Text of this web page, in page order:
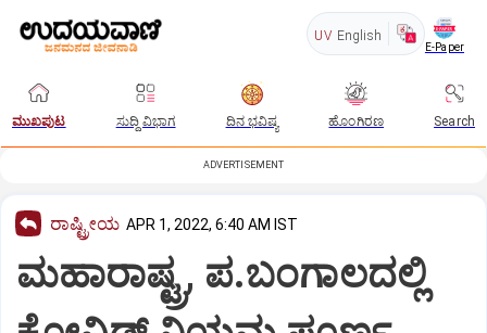
UV English
E-Paper
ಮುಖಪುಟ ಸುದ್ದಿ ವಿಭಾಗ ದಿನ ಭವಿಷ್ಯ ಹೊಂಗಿರಣ Search
ADVERTISEMENT
ರಾಷ್ಟ್ರೀಯ APR 1, 2022, 6:40 AM IST
ಮಹಾರಾಷ್ಟ್ರ, ಪ.ಬಂಗಾಲದಲ್ಲಿ